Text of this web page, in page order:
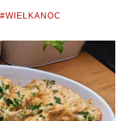
#WIELKANOC